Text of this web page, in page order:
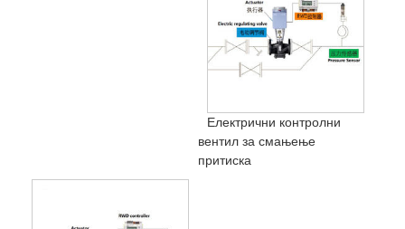
Електрични контролни
вентил за смањење
притиска